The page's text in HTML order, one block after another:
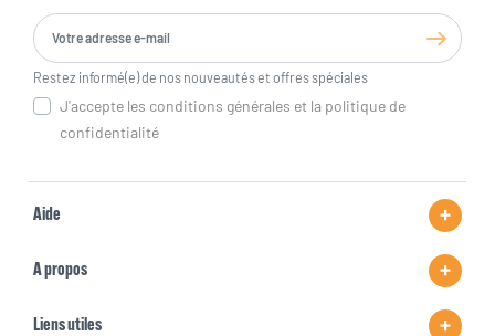
Restez informé(e) de nos nouveautés et offres spéciales
J'accepte les conditions générales et la politique de
confidentialité
Aide
A propos
Liens utiles